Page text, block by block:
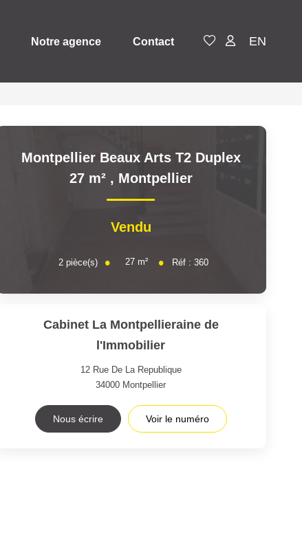
Notre agence Contact EN
Montpellier Beaux Arts T2 Duplex
27 m² , Montpellier
Vendu
2pièce(s) 27 m² Réf :360
Cabinet La Montpellieraine de
l'Immobilier
12 Rue De La Republique
34000 Montpellier
Nous écrire Voir le numéro